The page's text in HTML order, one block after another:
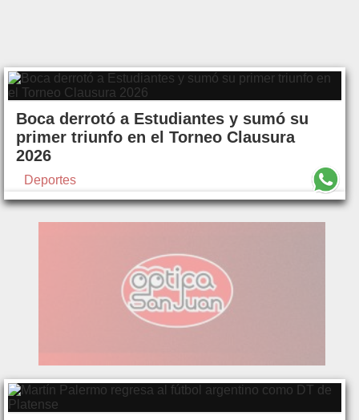
Boca derrotó a Estudiantes y sumó su
primer triunfo en el Torneo Clausura
2026
Deportes